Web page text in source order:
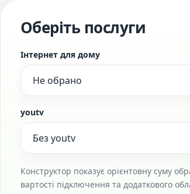
Оберіть послуги
Інтернет для дому
youtv
Конструктор показує орієнтовну суму
вартості підключення та додаткового